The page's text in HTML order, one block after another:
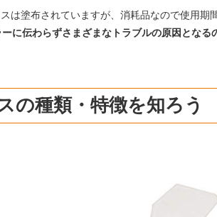
は塗布されていますが、消耗品なので使用期
に伝わらずさまざまなトラブルの原因となる
の種類・特徴を知ろう